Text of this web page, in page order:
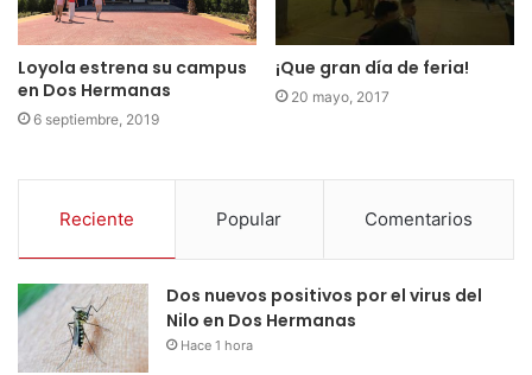
Loyola estrena su campus
en Dos Hermanas
6 septiembre, 2019
¡Que gran día de feria!
20 mayo, 2017
Reciente Popular Comentarios
Dos nuevos positivos por el virus del
Nilo en Dos Hermanas
Hace 1 hora